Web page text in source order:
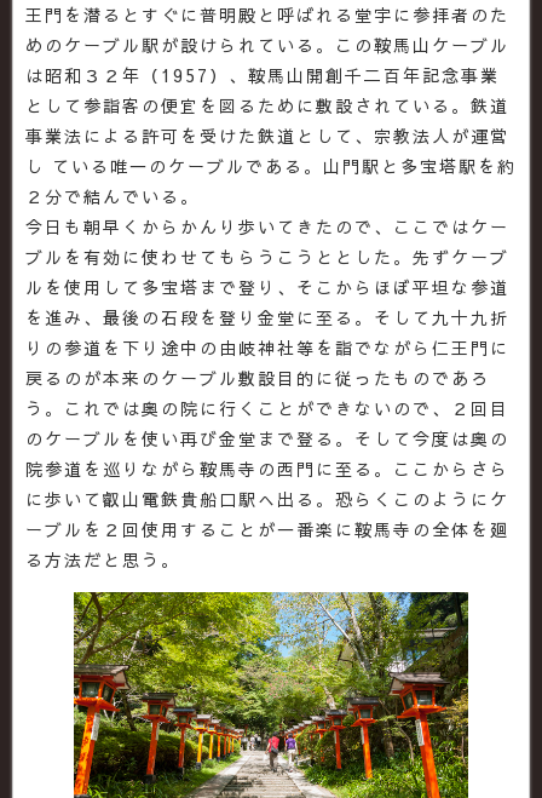
王門を潜るとすぐに普明殿と呼ばれる堂宇に参拝者のた
めのケーブル駅が設けられている。この鞍馬山ケーブル
は昭和３２年（1957）、鞍馬山開創千二百年記念事業
として参詣客の便宜を図るために敷設されている。鉄道
事業法による許可を受けた鉄道として、宗教法人が運営
し ている唯一のケーブルである。山門駅と多宝塔駅を約
２分で結んでいる。
今日も朝早くからかんり歩いてきたので、ここではケー
ブルを有効に使わせてもらうこうととした。先ずケーブ
ルを使用して多宝塔まで登り、そこからほぼ平坦な参道
を進み、最後の石段を登り金堂に至る。そして九十九折
りの参道を下り途中の由岐神社等を詣でながら仁王門に
戻るのが本来のケーブル敷設目的に従ったものであろ
う。これでは奥の院に行くことができないので、２回目
のケーブルを使い再び金堂まで登る。そして今度は奥の
院参道を巡りながら鞍馬寺の西門に至る。ここからさら
に歩いて叡山電鉄貴船口駅へ出る。恐らくこのようにケ
ーブルを２回使用することが一番楽に鞍馬寺の全体を廻
る方法だと思う。